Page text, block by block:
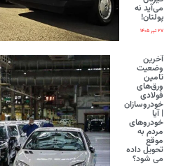
می‌آید نه
پولتان!
۲۷ تیر ۱۴۰۵
آخرین
وضعیت
تامین
ورق‌های
فولادی
خودروسازان
| آیا
خودروهای
مردم به
موقع
تحویل داده
می شود؟